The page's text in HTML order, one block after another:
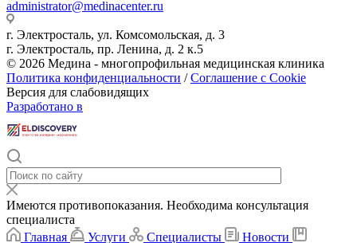
administrator@medinacenter.ru
г. Электросталь, ул. Комсомольская, д. 3
г. Электросталь, пр. Ленина, д. 2 к.5
© 2026 Медина - многопрофильная медицинская клиника
Политика конфиденциальности /Соглашение с Cookie
Версия для слабовидящих
Разработано в
Имеются противопоказания. Необходима консультация
специалиста
Главная
Услуги Специалисты
Новости